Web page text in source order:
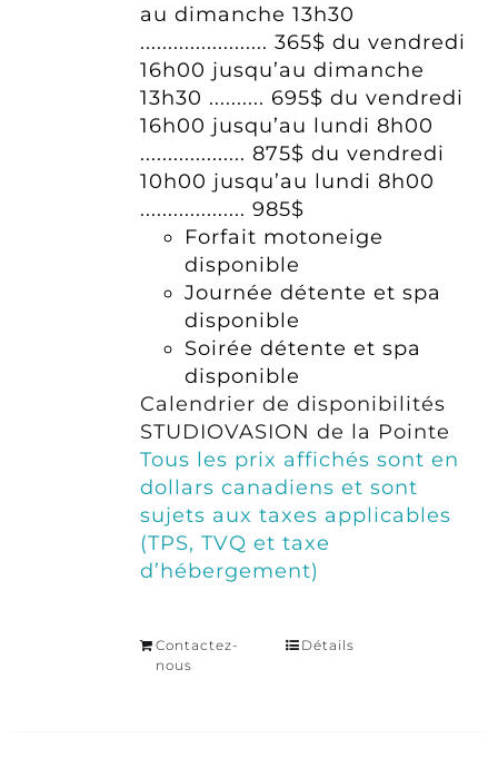
au dimanche 13h30
....................... 365$ du vendredi
16h00 jusqu’au dimanche
13h30 .......... 695$ du vendredi
16h00 jusqu’au lundi 8h00
................... 875$ du vendredi
10h00 jusqu’au lundi 8h00
................... 985$
Forfait motoneige
disponible
Journée détente et spa
disponible
Soirée détente et spa
disponible
Calendrier de disponibilités
STUDIOVASION de la Pointe
Tous les prix affichés sont en
dollars canadiens et sont
sujets aux taxes applicables
(TPS, TVQ et taxe
d’hébergement)
Contactez-
nous
Détails